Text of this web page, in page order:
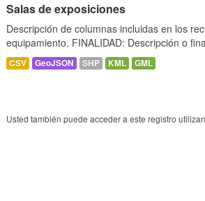
Salas de exposiciones
Descripción de columnas incluidas en los
equipamiento. FINALIDAD: Descripción o
CSV GeoJSON SHP KML GML
Usted también puede acceder a este registro